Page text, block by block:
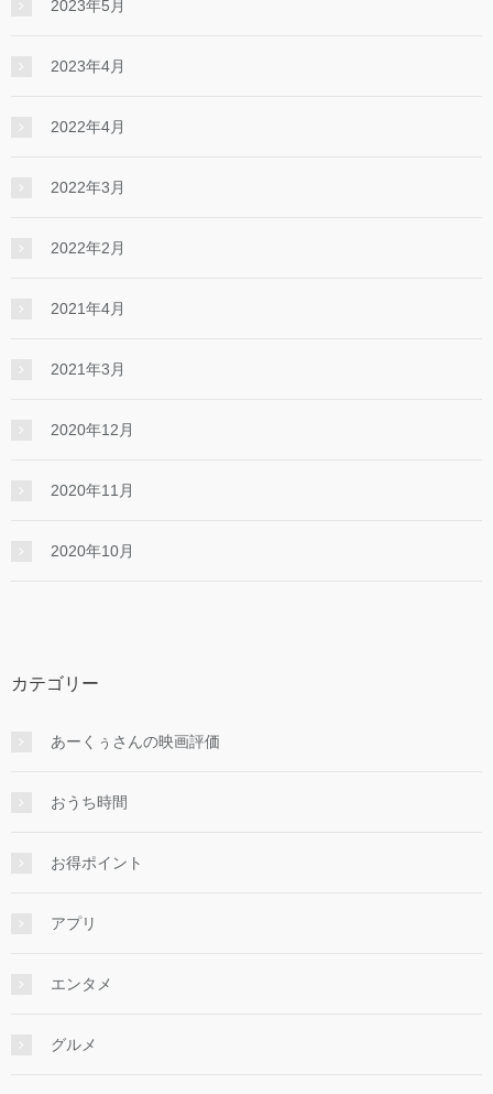
2023年5月
2023年4月
2022年4月
2022年3月
2022年2月
2021年4月
2021年3月
2020年12月
2020年11月
2020年10月
カテゴリー
あーくぅさんの映画評価
おうち時間
お得ポイント
アプリ
エンタメ
グルメ